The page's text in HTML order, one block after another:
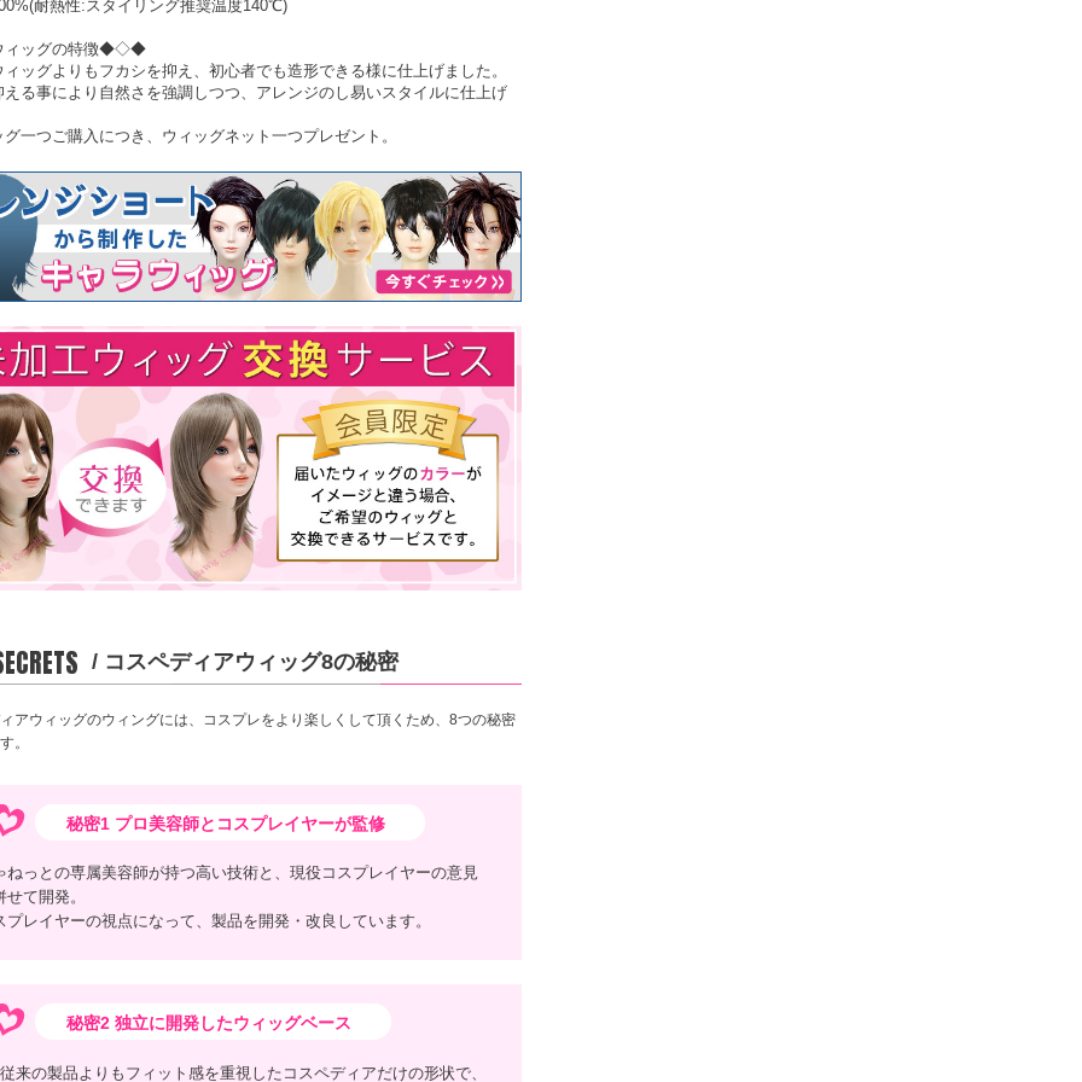
耐熱性:スタイリング推奨温度140℃)
ッグの特徴◆◇◆
ッグよりもフカシを抑え、初心者でも造形できる様に仕上げました。
える事により自然さを強調しつつ、アレンジのし易いスタイルに仕上げ
一つご購入につき、ウィッグネット一つプレゼント。
/ コスペディアウィッグ8の秘密
アウィッグのウィングには、コスプレをより楽しくして頂くため、8つの秘密
。
秘密1 プロ美容師とコスプレイヤーが監修
ねっとの専属美容師が持つ高い技術と、現役コスプレイヤーの意見
せて開発。
プレイヤーの視点になって、製品を開発・改良しています。
秘密2 独立に開発したウィッグベース
従来の製品よりもフィット感を重視したコスペディアだけの形状で、